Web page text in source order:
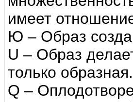
имеет
Ю – Образ
U – Образ
только образная.
Q –